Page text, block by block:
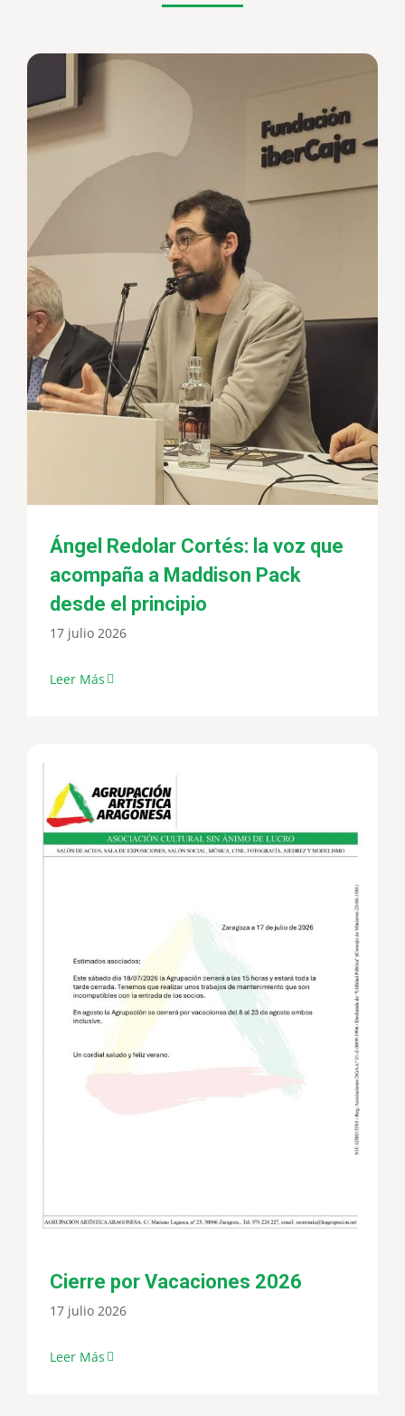
Ángel Redolar Cortés: la voz que
acompaña a Maddison Pack
desde el principio
17 julio 2026
Leer Más
Cierre por Vacaciones 2026
17 julio 2026
Leer Más